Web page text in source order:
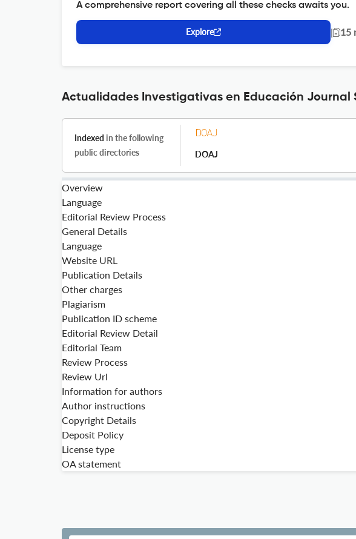
A comprehensive report covering all these checks awaits you.
Explore | 15
Actualidades Investigativas en Educación Journal
Indexed in the following
public directories
DOAJ
Overview
Language
Editorial Review Process
General Details
Language
Website URL
Publication Details
Other charges
Plagiarism
Publication ID scheme
Editorial Review Detail
Editorial Team
Review Process
Review Url
Information for authors
Author instructions
Copyright Details
Deposit Policy
License type
OA statement